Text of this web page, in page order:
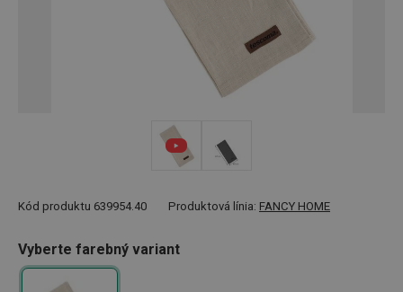
Kód produktu 639954.40 Produktová línia: FANCY HOME
Vyberte farebný variant